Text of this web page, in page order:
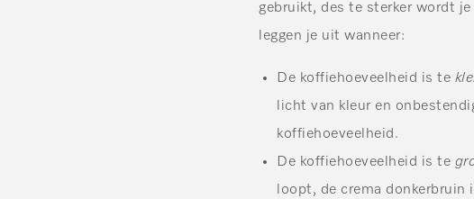
gebruikt, des te sterker wordt
leggen je uit wanneer:
De koffiehoeveelheid is te
licht van kleur en
koffiehoeveelheid.
De koffiehoeveelheid is te
loopt, de crema